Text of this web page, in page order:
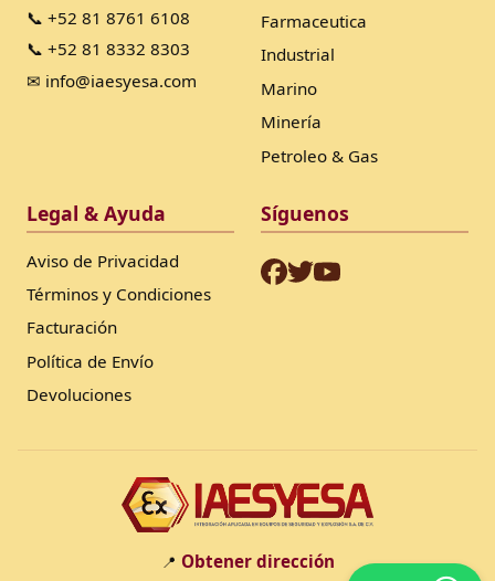
📞 +52 81 8761 6108
📞 +52 81 8332 8303
✉ info@iaesyesa.com
Farmaceutica
Industrial
Marino
Minería
Petroleo & Gas
Legal & Ayuda
Aviso de Privacidad
Términos y Condiciones
Facturación
Política de Envío
Devoluciones
Síguenos
📍 Obtener dirección